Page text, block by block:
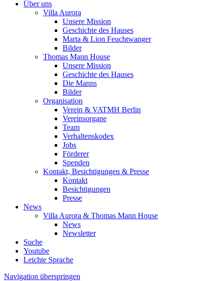
Über uns
Villa Aurora
Unsere Mission
Geschichte des Hauses
Marta & Lion Feuchtwanger
Bilder
Thomas Mann House
Unsere Mission
Geschichte des Hauses
Die Manns
Bilder
Organisation
Verein & VATMH Berlin
Vereinsorgane
Team
Verhaltenskodex
Jobs
Förderer
Spenden
Kontakt, Besichtigungen & Presse
Kontakt
Besichtigungen
Presse
News
Villa Aurora & Thomas Mann House
News
Newsletter
Suche
Youtube
Leichte Sprache
Navigation überspringen